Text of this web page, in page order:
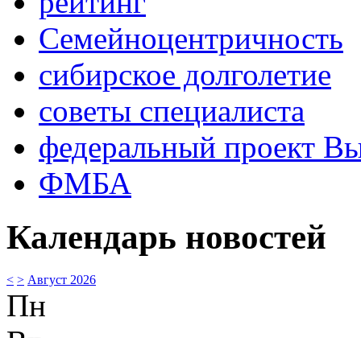
Семейноцентричность
сибирское долголетие
советы специалиста
федеральный проект
ФМБА
Календарь новостей
< > Август 2026
Пн